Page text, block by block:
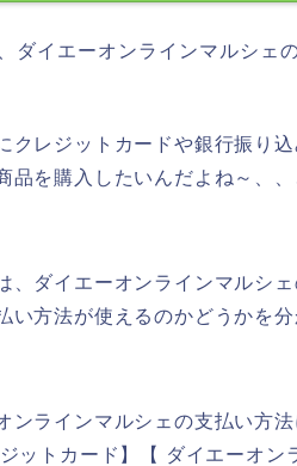
ダイエーオンラインマルシェ
クレジットカードや銀行振り
品を購入したいんだよね～、
、ダイエーオンラインマルシ
い方法が使えるのかどうかを
ンラインマルシェの支払い方
ットカード】【 ダイエーオ